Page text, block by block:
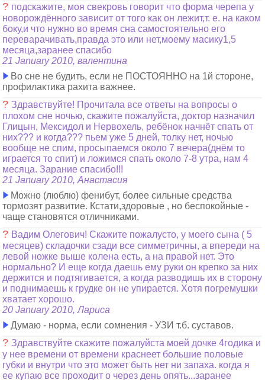
? подскажите, моя свекровь говорит что форма черепа у
новорождённого зависит от того как он лежит,т. е. на каком
боку,и что нужно во время сна самостоятельно его
переварачивать,правда это или нет,моему масику1,5
месяца,заранее спасибо
21 January 2010, валентина
Во сне не будить, если не ПОСТОЯННО на 1й стороне,
профилактика рахита важнее.
? Здравствуйте! Прочитала все ответы на вопросы о
плохом сне ночью, скажите пожалуйста, доктор назначил
Глицын, Мексидол и Нервохель, ребёнок начнёт спать от
них??? и когда??? пьем уже 5 дней, толку нет, ночью
вообще не спим, просыпаемся около 7 вечера(днём то
играется то спит) и ложимся спать около 7-8 утра, нам 4
месяца. Зарание спасибо!!!
21 January 2010, Анастасия
Можно (люблю) фенибут, более сильные средства
тормозят развитие. Кстати,здоровые , но беспокойные -
чаще становятся отличниками.
? Вадим Олегович! Скажите пожалусто, у моего сына ( 5
месяцев) складочки сзади все симметричны, а впереди на
левой ножке выше колена есть, а на правой нет. Это
нормально? И еще когда даешь ему руки он крепко за них
держится и подтягивается, а когда разводишь их в сторону
и поднимаешь к грудке он не упирается. Хотя погремушки
хватает хорошо.
20 January 2010, Лариса
Думаю - норма, если сомнения - УЗИ т.б. суставов.
? Здравствуйте скажите пожалуйста моей дочке 4годика и
у нее времени от времени краснеет большие половые
губки и внутри что это может быть нет ни запаха. когда я
ее купаю все проходит о через день опять...заранее